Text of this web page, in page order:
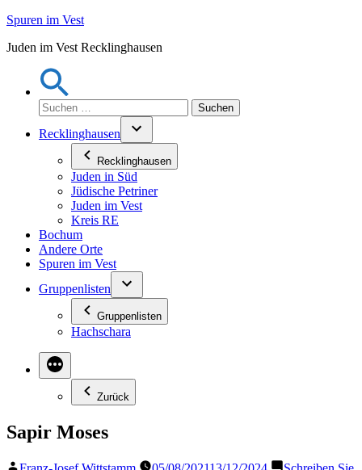
Zum
springen
Spuren im Vest
Juden im Vest Recklinghausen
Suchen
nach:
Recklinghausen
Recklinghausen
Juden in Süd
Jüdische Petriner
Juden im Vest
Kreis RE
Bochum
Andere Orte
Spuren im Vest
Gruppenlisten
Gruppenlisten
Hachschara
Zurück
Sapir Moses
Veröffentlicht